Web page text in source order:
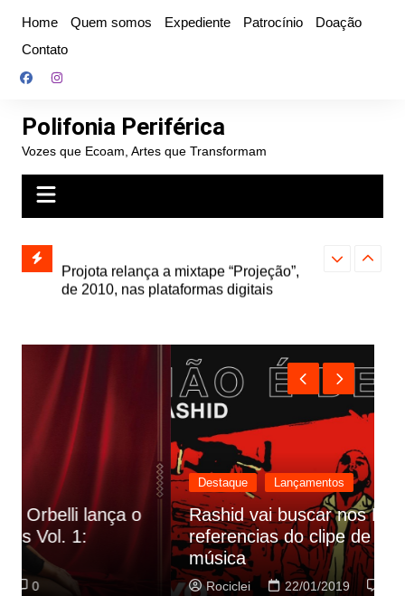
conteúdo
Home Quem somos Expediente Patrocínio
Doação
Contato
Polifonia Periférica
Vozes que Ecoam, Artes que Transformam
e abre
autoral,
de 2010, nas plataformas digitais
Farofa
Destaque Lançamentos
Rashid vai buscar nos HQs as
referencias do clipe de sua nova
música
Rociclei 22/01/2019 0